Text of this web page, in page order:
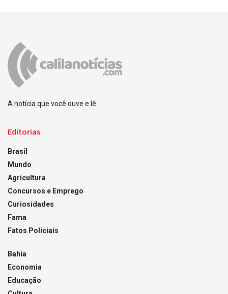
A notícia que você ouve e lê.
Editorias
Brasil
Mundo
Agricultura
Concursos e Emprego
Curiosidades
Fama
Fatos Policiais
Bahia
Economia
Educação